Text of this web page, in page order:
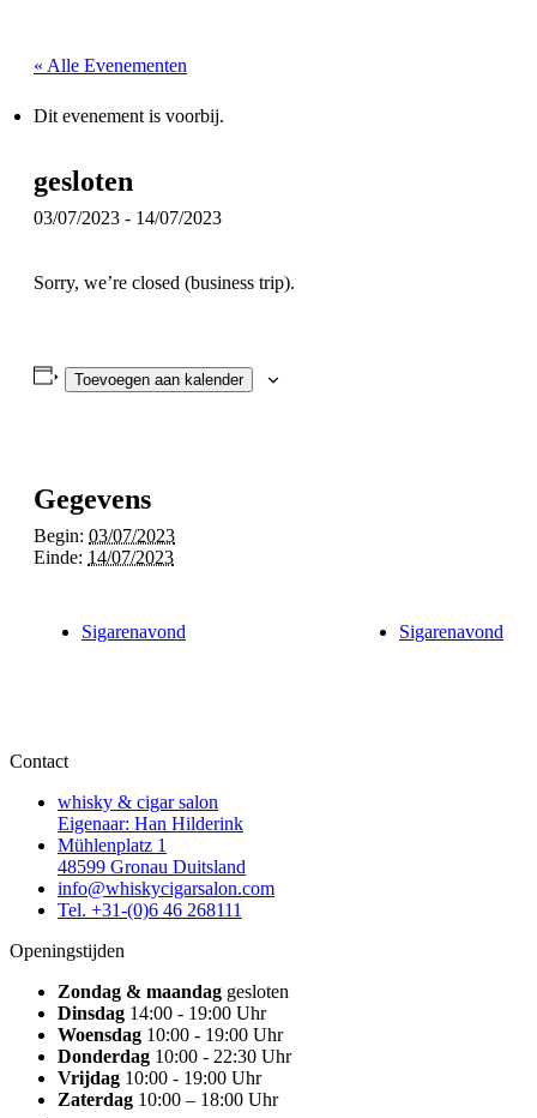
« Alle Evenementen
Dit evenement is voorbij.
gesloten
03/07/2023 - 14/07/2023
Sorry, we’re closed (business trip).
Toevoegen aan kalender
Gegevens
Begin: 03/07/2023
Einde: 14/07/2023
Sigarenavond Sigarenavond
Contact
whisky & cigar salon
Eigenaar: Han Hilderink
Mühlenplatz 1
48599 Gronau Duitsland
info@whiskycigarsalon.com
Tel. +31-(0)6 46 268111
Openingstijden
Zondag & maandag gesloten
Dinsdag 14:00 - 19:00 Uhr
Woensdag 10:00 - 19:00 Uhr
Donderdag 10:00 - 22:30 Uhr
Vrijdag 10:00 - 19:00 Uhr
Zaterdag 10:00 – 18:00 Uhr